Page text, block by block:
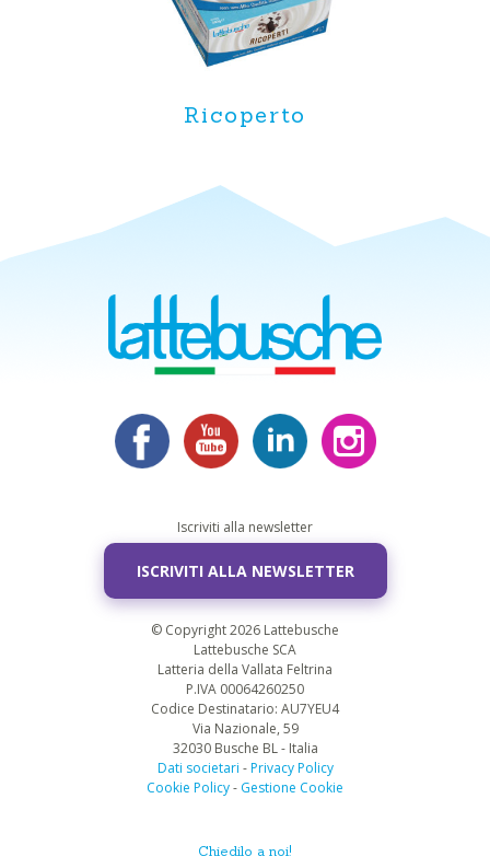
Ricoperto
Iscriviti alla newsletter
ISCRIVITI ALLA NEWSLETTER
© Copyright 2026 Lattebusche
Lattebusche SCA
Latteria della Vallata Feltrina
P.IVA 00064260250
Codice Destinatario: AU7YEU4
Via Nazionale, 59
32030 Busche BL - Italia
Dati societari -Privacy Policy
Cookie Policy- Gestione Cookie
Chiedilo a noi!